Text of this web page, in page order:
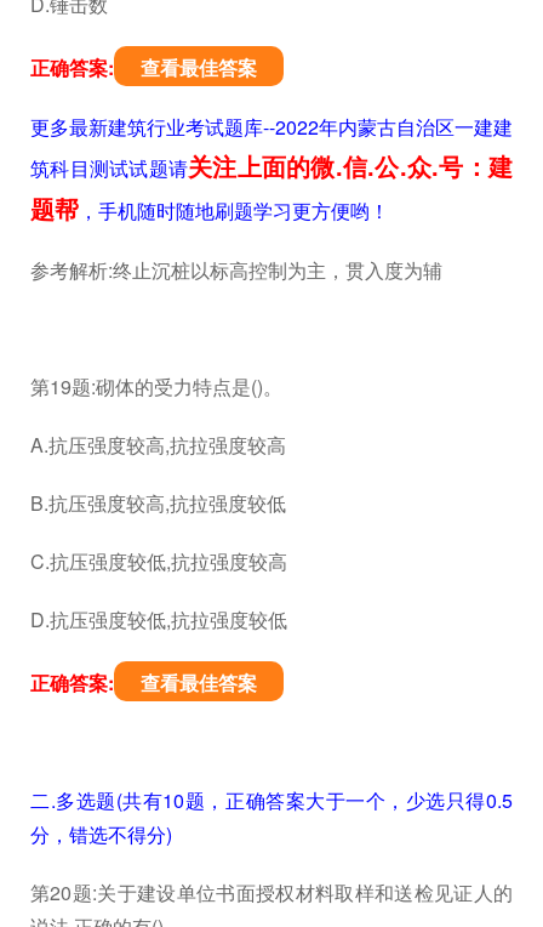
正确答案: 查看最佳答案
更多最新建筑行业考试题库--2022年内蒙古自治区一建建
筑科目测试试题请关注上面的微.信.公.众.号：建
题帮 ，手机随时随地刷题学习更方便哟！
参考解析:终止沉桩以标高控制为主，贯入度为辅
第19题:砌体的受力特点是()。
A.抗压强度较高,抗拉强度较高
B.抗压强度较高,抗拉强度较低
C.抗压强度较低,抗拉强度较高
D.抗压强度较低,抗拉强度较低
正确答案: 查看最佳答案
二.多选题(共有10题，正确答案大于一个，少选只得0.5
分，错选不得分)
第20题:关于建设单位书面授权材料取样和送检见证人的